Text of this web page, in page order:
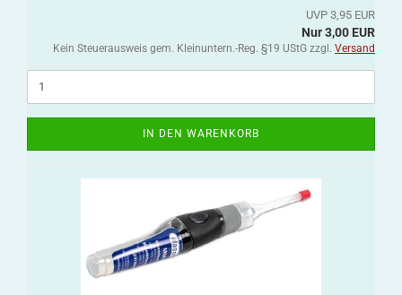
UVP 3,95 EUR
Nur 3,00 EUR
Kein Steuerausweis gem. Kleinuntern.-Reg. §19 UStG zzgl. Versand
IN DEN WARENKORB